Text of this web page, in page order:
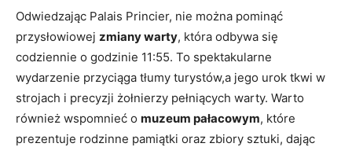
Odwiedzając⁤ Palais Princier, nie można pominąć‌
przysłowiowej zmiany ​warty, która odbywa się
codziennie‌ o⁢ godzinie ⁤11:55. To spektakularne⁣
wydarzenie⁣ przyciąga tłumy ⁤turystów,a jego urok tkwi w
strojach i precyzji żołnierzy pełniących warty.⁣ Warto
również wspomnieć o muzeum pałacowym, które
prezentuje rodzinne‌ pamiątki oraz zbiory sztuki, dając